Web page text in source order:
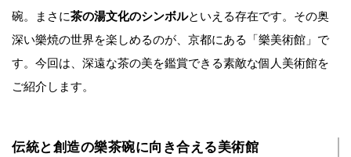
碗。まさに茶の湯文化のシンボルといえる存在です。その奥
深い樂焼の世界を楽しめるのが、京都にある「樂美術館」で
す。今回は、深遠な茶の美を鑑賞できる素敵な個人美術館を
ご紹介します。
伝統と創造の樂茶碗に向き合える美術館